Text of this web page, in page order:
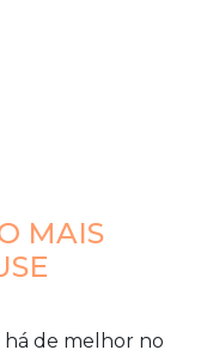
MAIS
há de melhor no